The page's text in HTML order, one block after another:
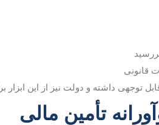
قانونی
توجهی داشته و دولت نیز از این